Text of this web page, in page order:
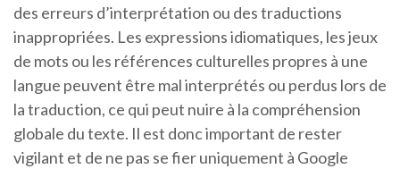
des erreurs d’interprétation ou des traductions
inappropriées. Les expressions idiomatiques, les jeux
de mots ou les références culturelles propres à une
langue peuvent être mal interprétés ou perdus lors de
la traduction, ce qui peut nuire à la compréhension
globale du texte. Il est donc important de rester
vigilant et de ne pas se fier uniquement à Google